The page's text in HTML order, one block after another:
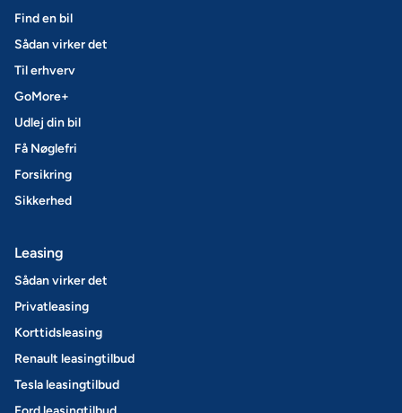
Find en bil
Sådan virker det
Til erhverv
GoMore+
Udlej din bil
Få Nøglefri
Forsikring
Sikkerhed
Leasing
Sådan virker det
Privatleasing
Korttidsleasing
Renault leasingtilbud
Tesla leasingtilbud